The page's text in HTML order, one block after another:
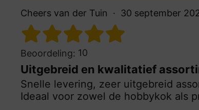
Cheers van der Tuin 30 september
Beoordeling: 10
Uitgebreid en kwalitatief
Snelle levering, zeer uitgebreid
Ideaal voor zowel de hobbykok als